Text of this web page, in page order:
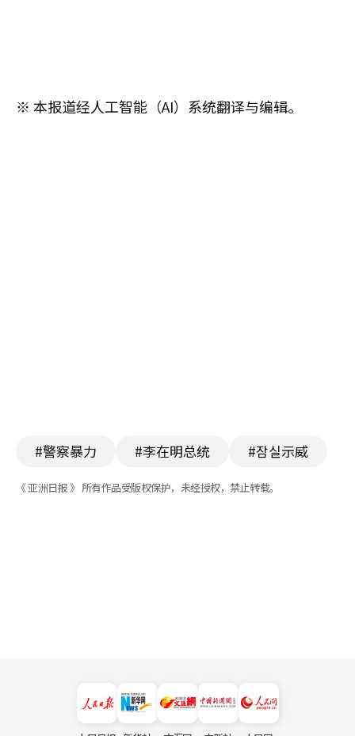
※ 本报道经人工智能（AI）系统翻译与编辑。
#警察暴力 #李在明总统 #잠실示威
《 亚洲日报 》 所有作品受版权保护，未经授权，禁止转载。